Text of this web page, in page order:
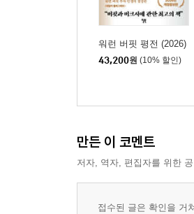
워런 버핏 평전 (2026)
43,200원 (10% 할인)
만든 이 코멘트
저자, 역자, 편집자를 위한
접수된 글은 확인을 거